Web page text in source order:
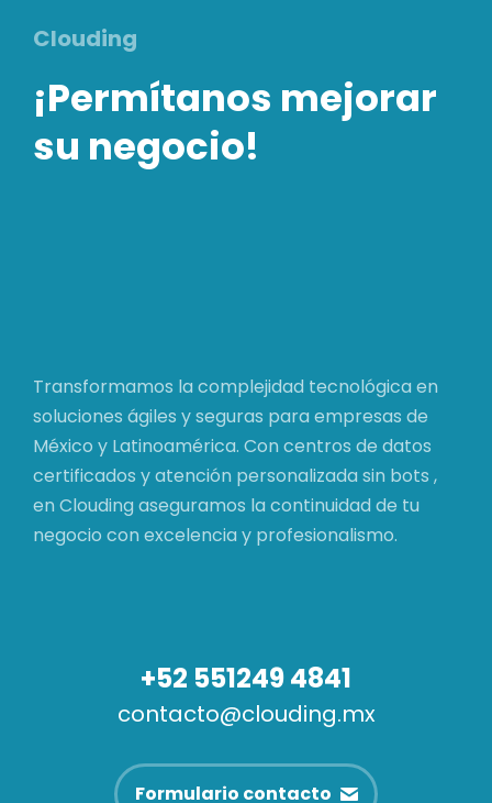
Clouding
¡Permítanos mejorar
su negocio!
Transformamos la complejidad tecnológica en
soluciones ágiles y seguras para empresas de
México y Latinoamérica. Con centros de datos
certificados y atención personalizada sin bots ,
en Clouding aseguramos la continuidad de tu
negocio con excelencia y profesionalismo.
+52 551249 4841
contacto@clouding.mx
Formulario contacto